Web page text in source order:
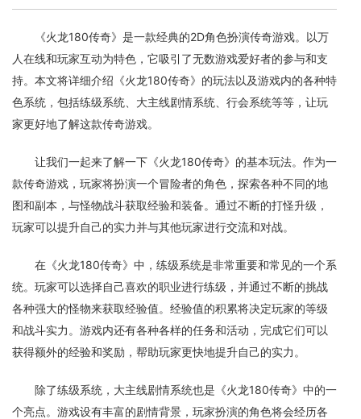
《火龙180传奇》是一款经典的2D角色扮演传奇游戏。以万
人在线和玩家互动为特色，它吸引了无数游戏爱好者的参与和支
持。本文将详细介绍《火龙180传奇》的玩法以及游戏内的各种特
色系统，包括练级系统、大主线剧情系统、行会系统等等，让玩
家更好地了解这款传奇游戏。
让我们一起来了解一下《火龙180传奇》的基本玩法。作为一
款传奇游戏，玩家将扮演一个冒险者的角色，探索各种不同的地
图和副本，与怪物战斗获取经验和装备。通过不断的打怪升级，
玩家可以提升自己的实力并与其他玩家进行交流和对战。
在《火龙180传奇》中，练级系统是非常重要和常见的一个系
统。玩家可以选择自己喜欢的职业进行练级，并通过不断的挑战
各种强大的怪物来获取经验值。经验值的积累将决定玩家的等级
和战斗实力。游戏内还有各种各样的任务和活动，完成它们可以
获得额外的经验和奖励，帮助玩家更快地提升自己的实力。
除了练级系统，大主线剧情系统也是《火龙180传奇》中的一
个亮点。游戏设有丰富的剧情背景，玩家扮演的角色将会经历各